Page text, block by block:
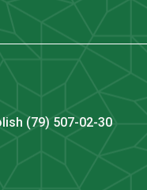
(79) 507-02-30